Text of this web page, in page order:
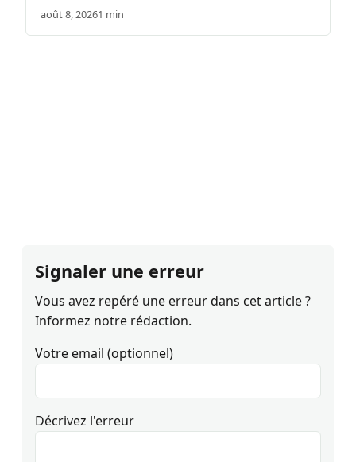
août 8, 20261 min
Signaler une erreur
Vous avez repéré une erreur dans cet article ?
Informez notre rédaction.
Votre email (optionnel)
Décrivez l'erreur